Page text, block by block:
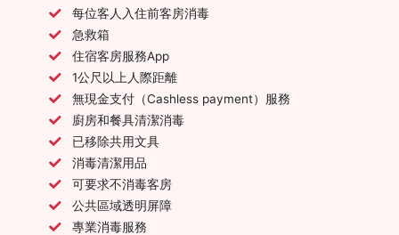
每位客人入住前客房消毒
急救箱
住宿客房服務App
1公尺以上人際距離
無現金支付（Cashless payment）服務
廚房和餐具清潔消毒
已移除共用文具
消毒清潔用品
可要求不消毒客房
公共區域透明屏障
專業消毒服務